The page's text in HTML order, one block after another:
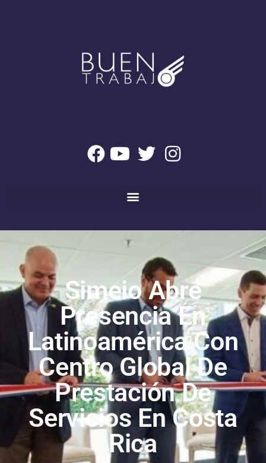
Simeio Abre
Presencia En
Latinoamérica Con
Centro Global De
Prestación De
Servicios En Costa
Rica